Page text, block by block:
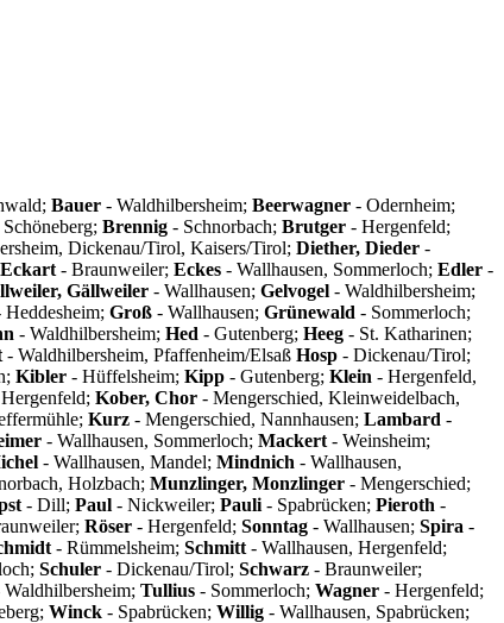
Bauer - Waldhilbersheim; Beerwagner - Odernheim;
Brennig - Schnorbach; Brutger - Hergenfeld;
Dickenau/Tirol, Kaisers/Tirol; Diether, Dieder -
Eckart - Braunweiler; Eckes - Wallhausen, Sommerloch; Edler -
Gällweiler - Wallhausen; Gelvogel - Waldhilbersheim;
Heddesheim; Groß - Wallhausen; Grünewald - Sommerloch;
- Waldhilbersheim; Hed - Gutenberg; Heeg - St. Katharinen;
- Waldhilbersheim, Pfaffenheim/Elsaß Hosp - Dickenau/Tirol;
Kibler - Hüffelsheim; Kipp - Gutenberg; Klein - Hergenfeld,
Kober, Chor - Mengerschied, Kleinweidelbach,
Kurz - Mengerschied, Nannhausen; Lambard -
- Wallhausen, Sommerloch; Mackert - Weinsheim;
- Wallhausen, Mandel; Mindnich - Wallhausen,
Holzbach; Munzlinger, Monzlinger - Mengerschied;
- Dill; Paul - Nickweiler; Pauli - Spabrücken; Pieroth -
Röser - Hergenfeld; Sonntag - Wallhausen; Spira -
- Rümmelsheim; Schmitt - Wallhausen, Hergenfeld;
Schuler - Dickenau/Tirol; Schwarz - Braunweiler;
Waldhilbersheim; Tullius - Sommerloch; Wagner - Hergenfeld;
Winck - Spabrücken; Willig - Wallhausen, Spabrücken;